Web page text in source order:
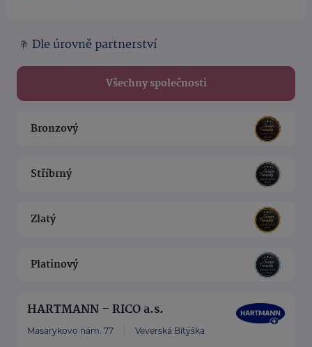
Dle úrovně partnerství
Všechny společnosti
Bronzový
Stříbrný
Zlatý
Platinový
HARTMANN – RICO a.s.
Masarykovo nám. 77 Veverská Bítýška